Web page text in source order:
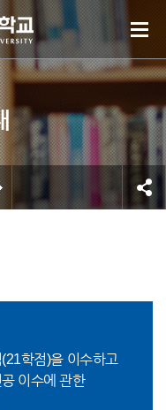
학점)을 이수하고
이수에 관한